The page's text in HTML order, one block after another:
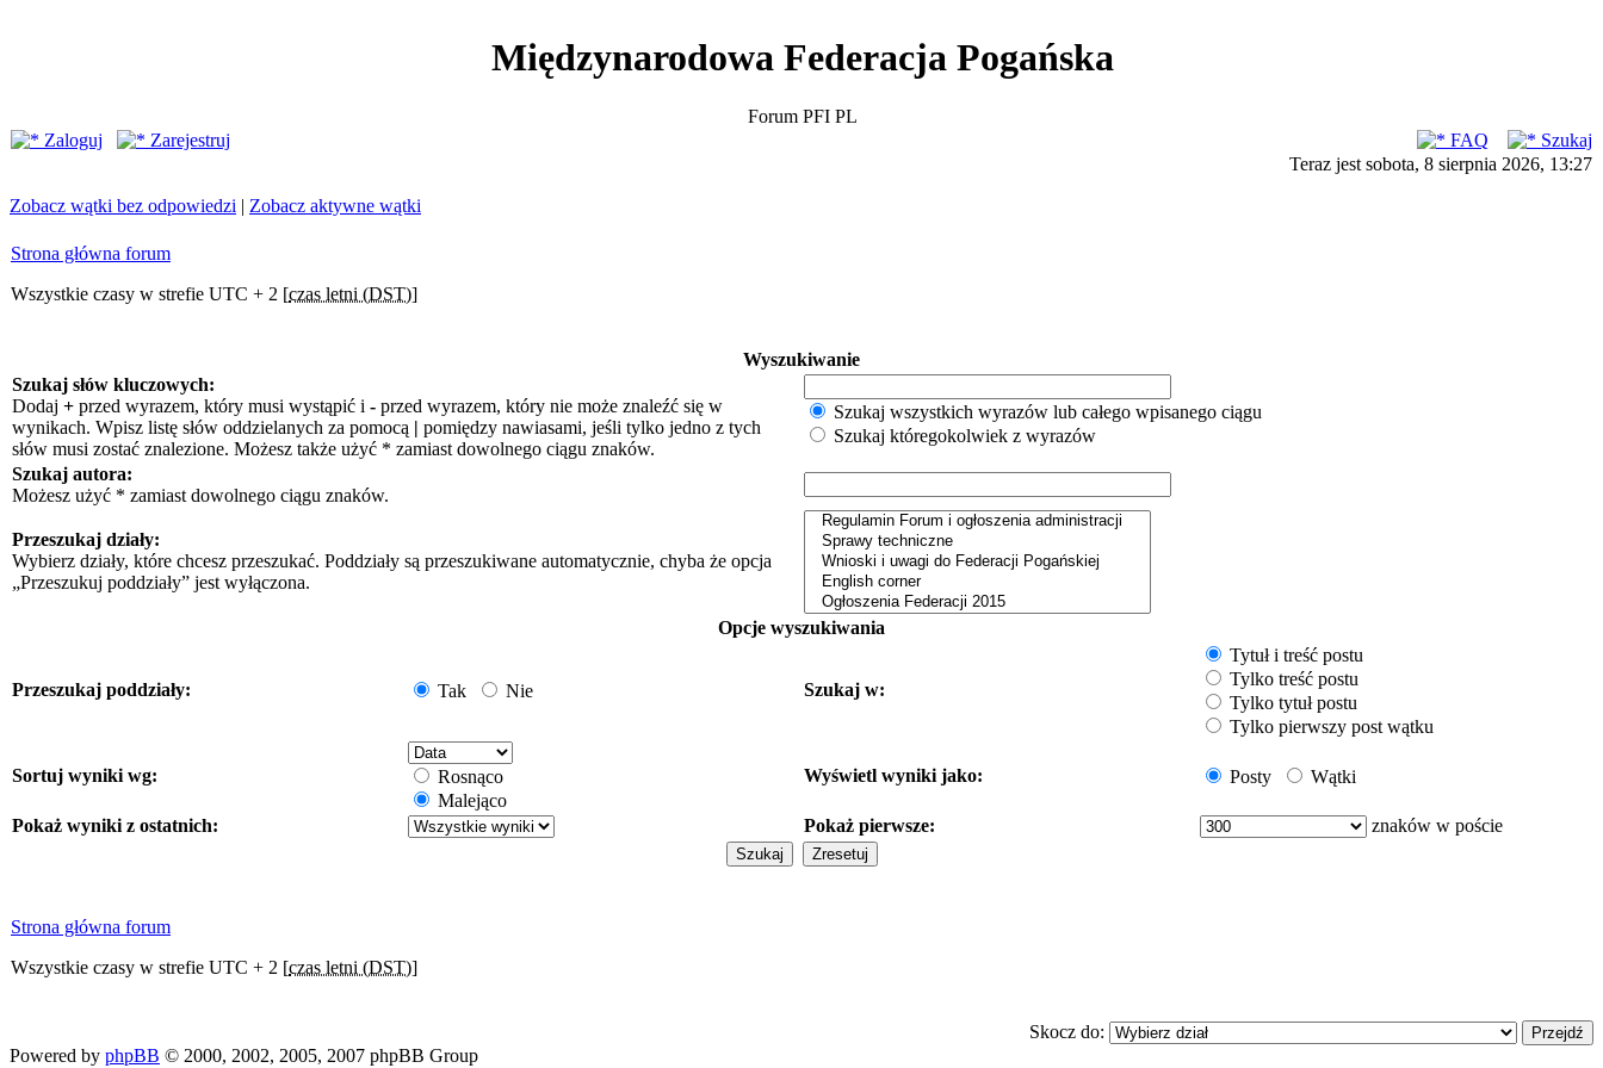
Międzynarodowa Federacja Pogańska
Forum PFI PL
Zaloguj
Zarejestruj FAQ
Szukaj
Teraz jest sobota, 8 sierpnia 2026, 13:27
Zobacz wątki bez odpowiedzi | Zobacz aktywne wątki
Strona główna forum
Wszystkie czasy w strefie UTC + 2 [czas letni (DST)]
Wyszukiwanie
Szukaj słów kluczowych:
Dodaj + przed wyrazem, który musi wystąpić i - przed wyrazem, który nie może znaleźć się w
wynikach. Wpisz listę słów oddzielanych za pomocą | pomiędzy nawiasami, jeśli tylko jedno z tych
słów musi zostać znalezione. Możesz także użyć * zamiast dowolnego ciągu znaków.
Szukaj wszystkich wyrazów lub całego wpisanego ciągu
Szukaj któregokolwiek z wyrazów
Szukaj autora:
Możesz użyć * zamiast dowolnego ciągu znaków.
Przeszukaj działy:
Wybierz działy, które chcesz przeszukać. Poddziały są przeszukiwane automatycznie, chyba że opcja
„Przeszukuj poddziały” jest wyłączona.
Opcje wyszukiwania
Przeszukaj poddziały: Tak Nie Szukaj w:
Tytuł i treść postu
Tylko treść postu
Tylko tytuł postu
Tylko pierwszy post wątku
Sortuj wyniki wg:
Rosnąco
Malejąco
Wyświetl wyniki jako: Posty Wątki
Pokaż wyniki z ostatnich: Pokaż pierwsze: znaków w poście
Strona główna forum
Wszystkie czasy w strefie UTC + 2 [czas letni (DST)]
Skocz do:
Powered by phpBB © 2000, 2002, 2005, 2007 phpBB Group